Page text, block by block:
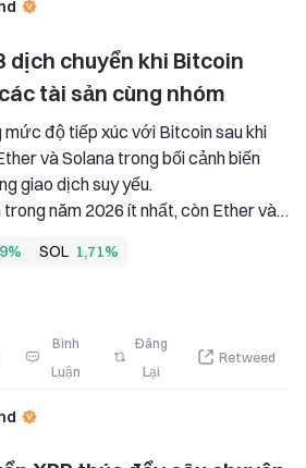
dịch chuyển khi Bitcoin
tài sản cùng nhóm
độ tiếp xúc với Bitcoin sau khi
và Solana trong bối cảnh biến
giao dịch suy yếu.
năm 2026 ít nhất, còn Ether và
GSR.
hiệu quả hơn danh mục
SOL 1,71%
Bình
Luận
Đăng
Lại
Retweed